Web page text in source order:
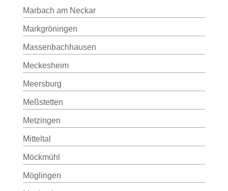
Marbach am Neckar
Markgröningen
Massenbachhausen
Meckesheim
Meersburg
Meßstetten
Metzingen
Mitteltal
Möckmühl
Möglingen